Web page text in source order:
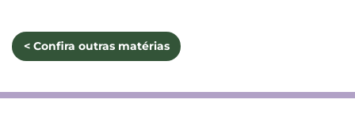
< Confira outras matérias